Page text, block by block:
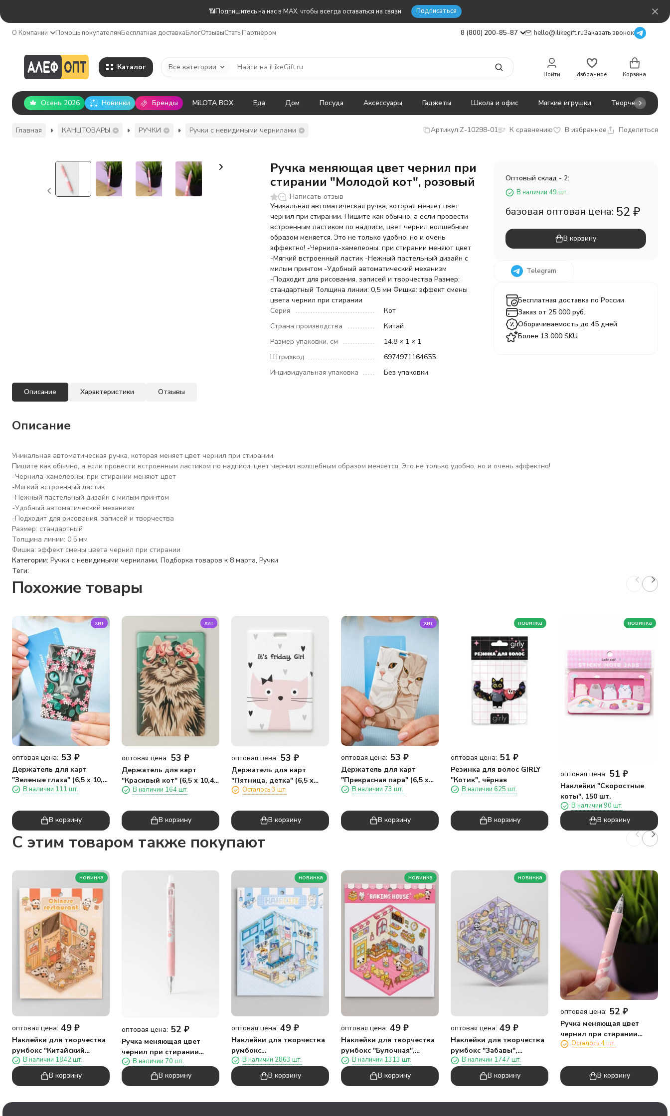
📶Подпишитесь на нас в MAX, чтобы всегда оставаться на связи Подписаться
О Компании Помощь покупателямБесплатная доставкаБлогОтзывыСтать Партнёром 8 (800) 200-85-87 hello@ilikegift.ruЗаказать звонок
Каталог Все категории
Войти Избранное Корзина
Осень 2026 Новинки Бренды MiLOTA BOX Еда Дом Посуда Аксессуары Гаджеты Школа и офис Мягкие игрушки Творчество
Главная КАНЦТОВАРЫ РУЧКИ Ручки с невидимыми чернилами Артикул:Z-10298-01 К сравнению В избранное Поделиться
Ручка меняющая цвет чернил при
стирании "Молодой кот", розовый
Написать отзыв
Уникальная автоматическая ручка, которая меняет цвет
чернил при стирании. Пишите как обычно, а если провести
встроенным ластиком по надписи, цвет чернил волшебным
образом меняется. Это не только удобно, но и очень
эффектно! -Чернила-хамелеоны: при стирании меняют цвет
-Мягкий встроенный ластик -Нежный пастельный дизайн с
милым принтом -Удобный автоматический механизм
-Подходит для рисования, записей и творчества Размер:
стандартный Толщина линии: 0,5 мм Фишка: эффект смены
цвета чернил при стирании
Серия
Кот
Страна производства
Китай
Размер упаковки, см
14.8 × 1 × 1
Штрихкод
6974971164655
Индивидуальная упаковка
Без упаковки
Оптовый склад - 2:
В наличии 49 шт.
базовая оптовая цена: 52 ₽
В корзину
Telegram
Бесплатная доставка по России
Заказ от 25 000 руб.
Оборачиваемость до 45 дней
Более 13 000 SKU
Описание Характеристики Отзывы
Описание
Уникальная автоматическая ручка, которая меняет цвет чернил при стирании.
Пишите как обычно, а если провести встроенным ластиком по надписи, цвет чернил волшебным образом меняется. Это не только удобно, но и очень эффектно!
-Чернила-хамелеоны: при стирании меняют цвет
-Мягкий встроенный ластик
-Нежный пастельный дизайн с милым принтом
-Удобный автоматический механизм
-Подходит для рисования, записей и творчества
Размер: стандартный
Толщина линии: 0,5 мм
Фишка: эффект смены цвета чернил при стирании
Категории: Ручки с невидимыми чернилами, Подборка товаров к 8 марта, Ручки
Теги:
Похожие товары
хит
оптовая цена: 53 ₽
Держатель для карт
"Зеленые глаза" (6,5 х 10,4
см) В наличии 111 шт.
В корзину
хит
оптовая цена: 53 ₽
Держатель для карт
"Красивый кот" (6,5 х 10,4
см) В наличии 164 шт.
В корзину
оптовая цена: 53 ₽
Держатель для карт
"Пятница, детка" (6,5 х
10,4 см)
Осталось 3 шт.
В корзину
хит
оптовая цена: 53 ₽
Держатель для карт
"Прекрасная пара" (6,5 х
10,4 см)
В наличии 73 шт.
В корзину
новинка
оптовая цена: 51 ₽
Резинка для волос GIRLY
"Котик", чёрная
В наличии 625 шт.
В корзину
новинка
оптовая цена: 51 ₽
Наклейки "Скоростные
коты", 150 шт.
В наличии 90 шт.
В корзину
C этим товаром также покупают
новинка
оптовая цена: 49 ₽
Наклейки для творчества
румбокс "Китайский
ресторан", оранжевые
(16*20 см)
В наличии 1842 шт.
В корзину
оптовая цена: 52 ₽
Ручка меняющая цвет
чернил при стирании
"Пухлые лапки", розовый
В наличии 70 шт.
В корзину
новинка
оптовая цена: 49 ₽
Наклейки для творчества
румбокс
"Парикмахерская",
голубые (16*20 см)
В наличии 2863 шт.
В корзину
новинка
оптовая цена: 49 ₽
Наклейки для творчества
румбокс "Булочная",
розовые (16*20 см)
В наличии 1313 шт.
В корзину
новинка
оптовая цена: 49 ₽
Наклейки для творчества
румбокс "Забавы",
фиолетовые (16*20 см)
В наличии 1747 шт.
В корзину
оптовая цена: 52 ₽
Ручка меняющая цвет
чернил при стирании
"Веселые лапки", розовый
Осталось 4 шт.
В корзину